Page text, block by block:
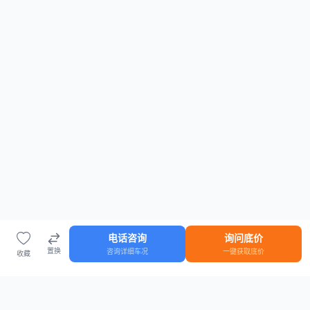
收藏 置换
电话咨询
咨询详细车况
询问底价
一键获取底价
车源 知识 登录